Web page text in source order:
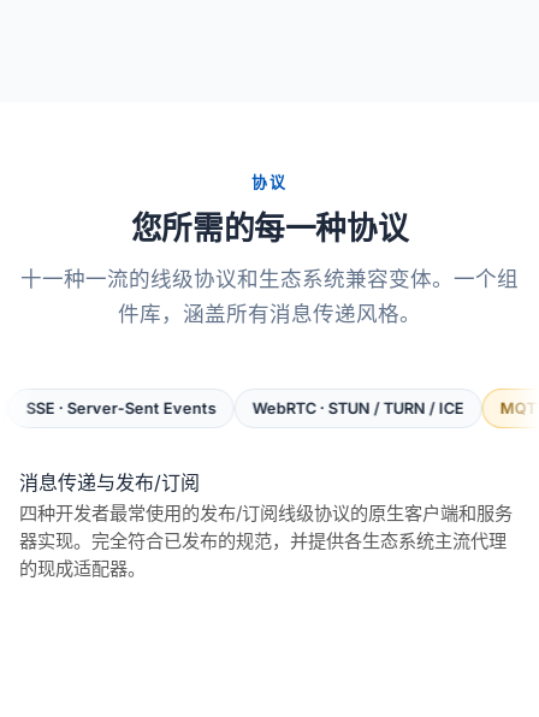
协议
您所需的每一种协议
十一种一流的线级协议和生态系统兼容变体。一个组
件库，涵盖所有消息传递风格。
Sent Events WebRTC · STUN / TURN / ICE MQTT · 3.1.1 &
消息传递与发布/订阅
四种开发者最常使用的发布/订阅线级协议的原生客户端和服务
器实现。完全符合已发布的规范，并提供各生态系统主流代理
的现成适配器。